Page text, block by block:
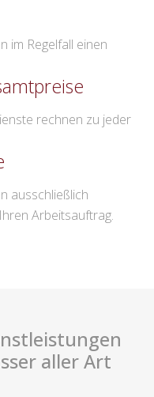
im Regelfall einen
rechnen zu jeder
ausschließlich
Arbeitsauftrag.
aller Art